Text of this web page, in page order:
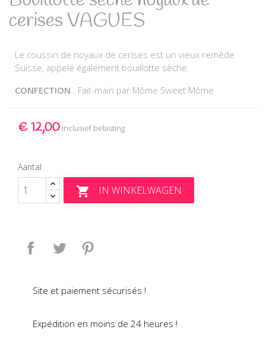
cerises VAGUES
Le coussin de noyaux de cerises est un vieux remède
Suisse, appelé également bouillotte sèche.
CONFECTION : Fait-main par Môme Sweet Môme
€ 12,00 Inclusief belasting
Aantal
 IN WINKELWAGEN
Delen Tweet
Site et paiement sécurisés !
Expédition en moins de 24 heures !